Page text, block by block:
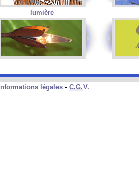
lumière
Informations légales - C.G.V.